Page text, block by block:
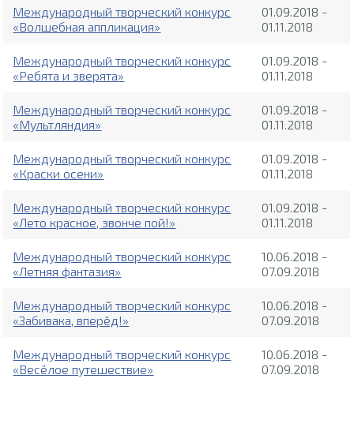
Международный творческий конкурс
«Волшебная аппликация»
01.09.2018 -
01.11.2018
Международный творческий конкурс
«Ребята и зверята»
01.09.2018 -
01.11.2018
Международный творческий конкурс
«Мультляндия»
01.09.2018 -
01.11.2018
Международный творческий конкурс
«Краски осени»
01.09.2018 -
01.11.2018
Международный творческий конкурс
«Лето красное, звонче пой!»
01.09.2018 -
01.11.2018
Международный творческий конкурс
«Летняя фантазия»
10.06.2018 -
07.09.2018
Международный творческий конкурс
«Забивака, вперёд!»
10.06.2018 -
07.09.2018
Международный творческий конкурс
«Весёлое путешествие»
10.06.2018 -
07.09.2018